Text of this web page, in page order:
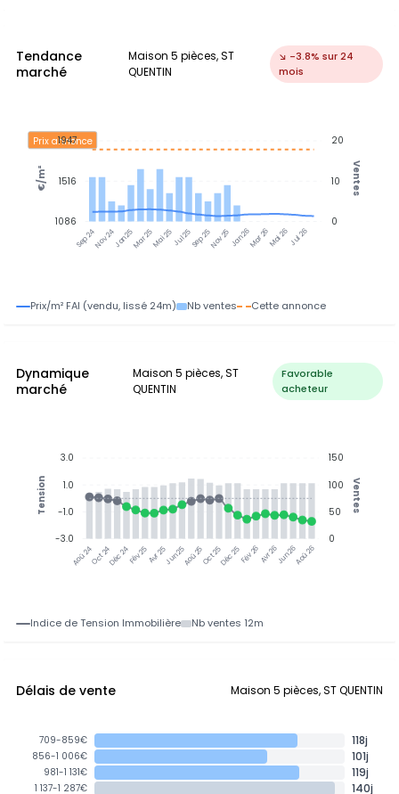
Tendance
marché
Maison 5 pièces, ST
QUENTIN
↘ -3.8% sur 24
mois
Sep 24Nov 24Jan 25Mar 25Mai 25Jul 25Sep 25Nov 25Jan 26Mar 26Mai 26Jul 26
Prix annonce 20
10
0
Ventes
1947
1516
1086
€/m²
Prix/m² FAI (vendu, lissé 24m) Nb ventes Cette annonce
Dynamique
marché
Maison 5 pièces, ST
QUENTIN
Favorable
acheteur
Aoû 24Oct 24Déc 24Fév 25Avr 25Jun 25Aoû 25Oct 25Déc 25Fév 26Avr 26Jun 26Aoû 26
150
100
50
0
Ventes
3.0
1.0
-1.0
-3.0
Tension
Indice de Tension Immobilière Nb ventes 12m
Délais de vente Maison 5 pièces, ST QUENTIN
709-859€ 118j
856-1 006€ 101j
981-1 131€ 119j
1 137-1 287€ 140j